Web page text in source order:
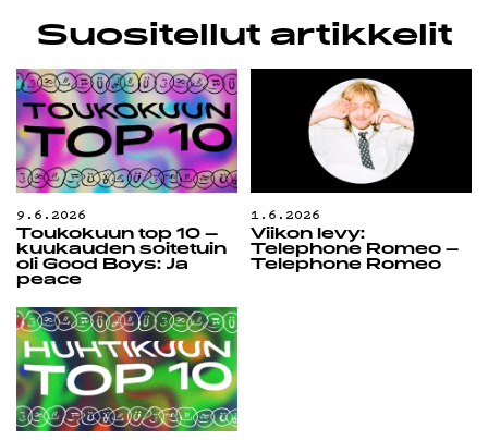
Suositellut artikkelit
9.6.2026
Toukokuun top 10 –
kuukauden soitetuin
oli Good Boys: Ja
peace
1.6.2026
Viikon levy:
Telephone Romeo –
Telephone Romeo